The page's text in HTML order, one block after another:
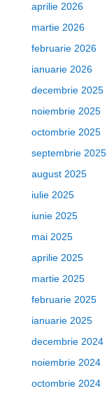
aprilie 2026
martie 2026
februarie 2026
ianuarie 2026
decembrie 2025
noiembrie 2025
octombrie 2025
septembrie 2025
august 2025
iulie 2025
iunie 2025
mai 2025
aprilie 2025
martie 2025
februarie 2025
ianuarie 2025
decembrie 2024
noiembrie 2024
octombrie 2024